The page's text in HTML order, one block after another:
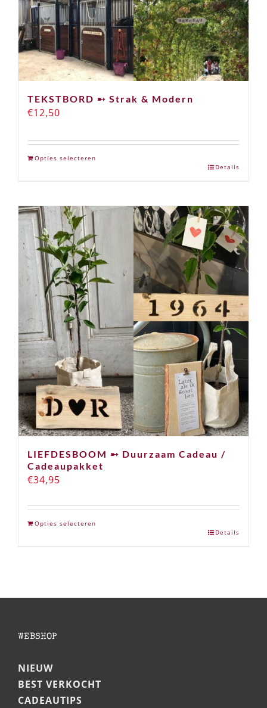
TEKSTBORD ➸ Strak & Modern
€12,50
Opties selecteren
Details
LIEFDESBOOM ➸ Duurzaam Cadeau /
Cadeaupakket
€34,95
Opties selecteren
Details
WEBSHOP
NIEUW
BEST VERKOCHT
CADEAUTIPS